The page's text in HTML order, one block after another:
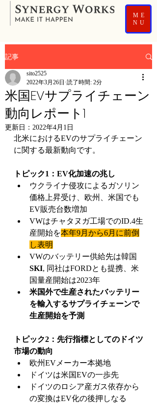
ME
NU
記事
米国EVサプライチェーン
動向レポート1
sito2525
2022年3月26日 読了時間: 2分
更新日： 2022年4月1日
北米におけるEVのサプライチェーン
に関する最新動向です。
トピック1：EV化加速の兆し
ウクライナ侵攻によるガソリン
価格上昇受け、欧州、米国でも
EV販売台数増加
VWはチャタヌガ工場でのID.4生
産開始を本年9月から6月に前倒
し表明
VWのバッテリー供給先は韓国
SKI, 同社はFORDとも提携、米
国量産開始は2023年
米国外で生産されたバッテリー
を輸入するサプライチェーンで
生産開始を予測
トピック2：先行指標としてのドイツ
市場の動向
欧州EVメーカー本拠地
ドイツは米国EVの一歩先
ドイツのロシア産ガス依存から
の変換はEV化の後押しなる